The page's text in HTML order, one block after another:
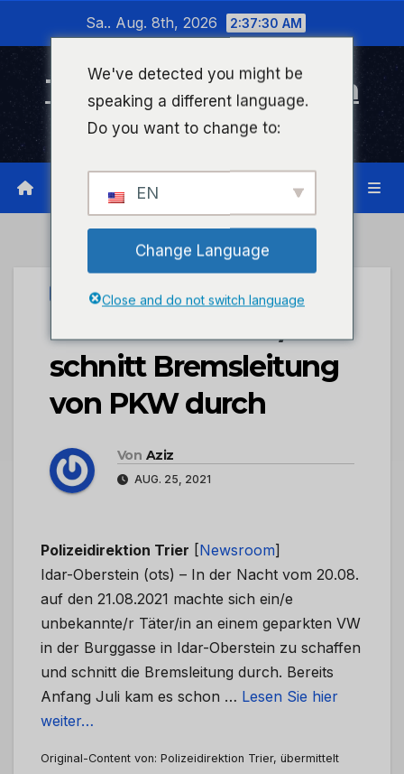
wechseln
Sa.. Aug. 8th, 2026 2:37:30 AM
Timeline Bad Kreuznach
Infonetzwerk für Bad Kreuznach
UNCATEGORIZED
POL-PDTR: Täter/in
schnitt Bremsleitung
von PKW durch
Von Aziz
AUG. 25, 2021
Polizeidirektion Trier [Newsroom]
Idar-Oberstein (ots) – In der Nacht vom 20.08.
auf den 21.08.2021 machte sich ein/e
unbekannte/r Täter/in an einem geparkten VW
in der Burggasse in Idar-Oberstein zu schaffen
und schnitt die Bremsleitung durch. Bereits
Anfang Juli kam es schon … Lesen Sie hier
weiter…
Original-Content von: Polizeidirektion Trier, übermittelt
We've detected you might be
speaking a different language.
Do you want to change to:
EN
Change Language
Close and do not switch language